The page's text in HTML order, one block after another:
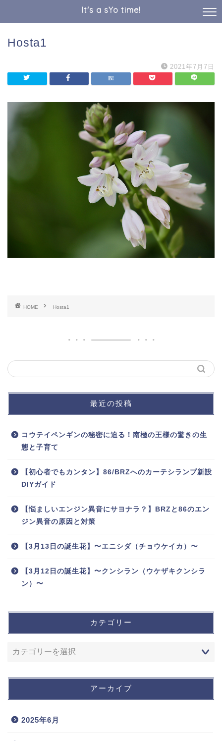
It's a sYo time!
Hosta1
2021年7月7日
HOME Hosta1
最近の投稿
コウテイペンギンの秘密に迫る！南極の王様の驚きの生
態と子育て
【初心者でもカンタン】86/BRZへのカーテシランプ新設
DIYガイド
【悩ましいエンジン異音にサヨナラ？】BRZと86のエン
ジン異音の原因と対策
【3月13日の誕生花】〜エニシダ（チョウケイカ）〜
【3月12日の誕生花】〜クンシラン（ウケザキクンシラ
ン）〜
カテゴリー
アーカイブ
2025年6月